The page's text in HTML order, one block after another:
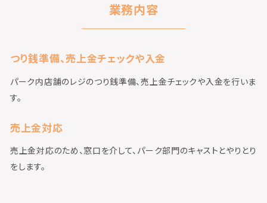
業務内容
つり銭準備、売上金チェックや入金
パーク内店舗のレジのつり銭準備、売上金チェックや入金を行いま
す。
売上金対応
売上金対応のため、窓口を介して、パーク部門のキャストとやりとり
をします。